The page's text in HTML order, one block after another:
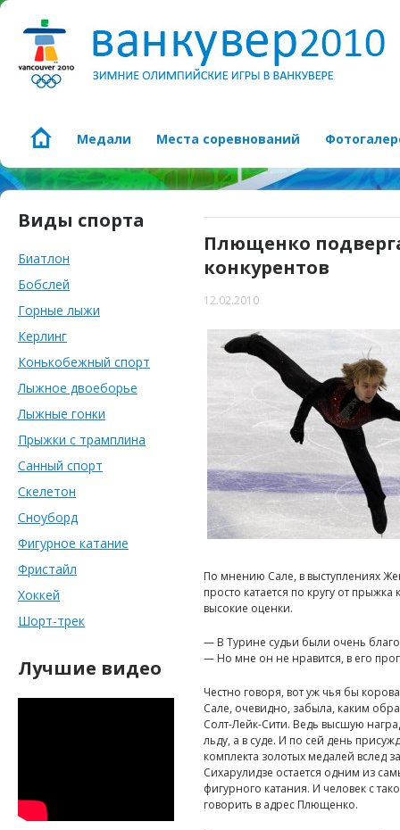
Медали Места соревнований
Виды спорта
Биатлон
Бобслей
Горные лыжи
Керлинг
Конькобежный спорт
Лыжное двоеборье
Лыжные гонки
Прыжки с трамплина
Санный спорт
Скелетон
Сноуборд
Фигурное катание
Фристайл
Хоккей
Шорт-трек
Лучшие видео
Плющенко
конкурентов
12.02.2010
По мнению Сале, в выступлениях
просто катается по кругу от
высокие оценки.
— В Турине судьи были очень
— Но мне он не нравится, в его
Честно говоря, вот уж чья бы
Сале, очевидно, забыла, каким
Солт-Лейк-Сити. Ведь высшую
льду, а в суде. И по сей день
комплекта золотых медалей
Сихарулидзе остается одним из
фигурного катания. И человек с
говорить в адрес Плющенко.